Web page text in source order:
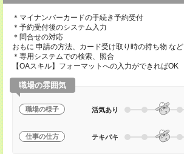
＊マイナンバーカードの手続き予約受付
＊予約受付後のシステム入力
＊問合せの対応
おもに 申請の方法、カード受け取り時の持ち物 など
＊専用システムでの検索、照合
【OAスキル】フォーマットへの入力ができればOK
職場の雰囲気
職場の様子 活気あり
仕事の仕方 テキパキ